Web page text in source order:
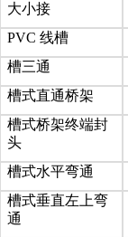
大小接
PVC 线槽
槽三通
槽式直通桥架
槽式桥架终端封
头
槽式水平弯通
槽式垂直左上弯
通